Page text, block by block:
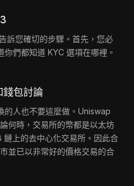
訴您確切的步驟。首先，您必
們都知道 KYC 選項在哪裡。
錢包討論
的人也不要這麼做。Uniswap
何時，交易所的幣都是以太坊
上的去中心化交易所。因此合
並已以非常好的價格交易的合